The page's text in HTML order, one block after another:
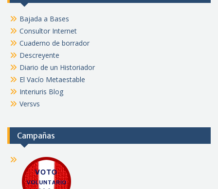
Bajada a Bases
Consultor Internet
Cuaderno de borrador
Descreyente
Diario de un Historiador
El Vacío Metaestable
Interiuris Blog
Versvs
Campañas